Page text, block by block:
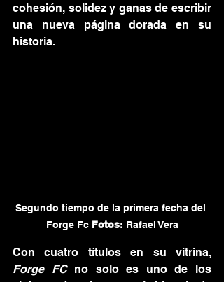
cohesión, solidez y ganas de escribir
una nueva página dorada en su
historia.
Segundo tiempo de la primera fecha del
Forge Fc Fotos: Rafael Vera
Forge FC no solo es uno de los